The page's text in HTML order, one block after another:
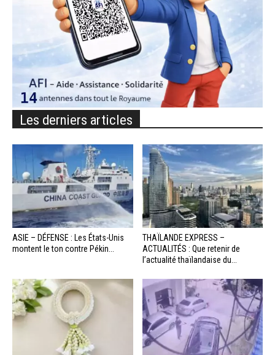
Les derniers articles
ASIE – DÉFENSE : Les États-Unis
montent le ton contre Pékin...
THAÏLANDE EXPRESS –
ACTUALITÉS : Que retenir de
l’actualité thaïlandaise du...